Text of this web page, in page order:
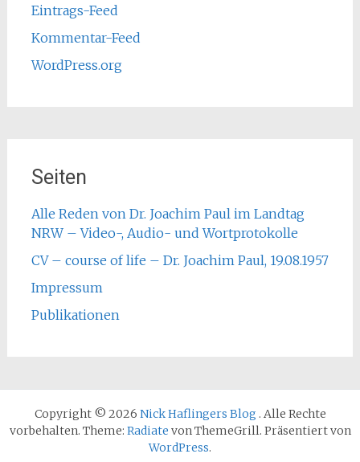
Eintrags-Feed
Kommentar-Feed
WordPress.org
Seiten
Alle Reden von Dr. Joachim Paul im Landtag
NRW – Video-, Audio- und Wortprotokolle
CV – course of life – Dr. Joachim Paul, 19.08.1957
Impressum
Publikationen
Copyright © 2026 Nick Haflingers Blog . Alle Rechte
vorbehalten. Theme: Radiate von ThemeGrill. Präsentiert von
WordPress.